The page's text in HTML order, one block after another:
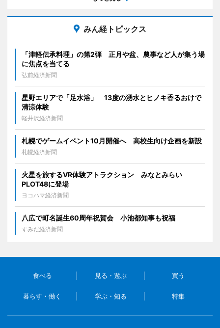
みん経トピックス
「津軽伝承料理」の第2弾 正月や盆、農事など人が集う場
に焦点を当てる
弘前経済新聞
星野エリアで「足水浴」 13度の湧水とヒノキ香るおけで
清涼体験
軽井沢経済新聞
札幌でゲームイベント10月開催へ 高校生向け企画を新設
札幌経済新聞
火星を旅するVR体験アトラクション みなとみらい
PLOT48に登場
ヨコハマ経済新聞
八広で町名誕生60周年祝賀会 小池都知事も祝福
すみだ経済新聞
食べる 見る・遊ぶ 買う
暮らす・働く 学ぶ・知る 特集